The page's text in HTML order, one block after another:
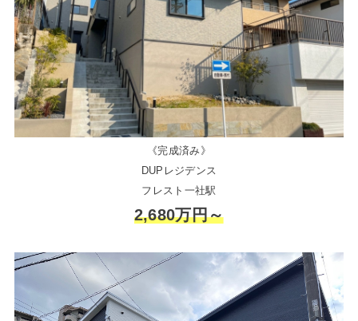
《完成済み》
DUPレジデンス
フレスト一社駅
2,680万円～